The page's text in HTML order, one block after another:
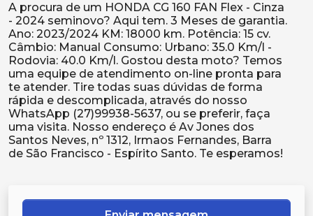
A procura de um HONDA CG 160 FAN Flex - Cinza
- 2024 seminovo? Aqui tem. 3 Meses de garantia.
Ano: 2023/2024 KM: 18000 km. Potência: 15 cv.
Câmbio: Manual Consumo: Urbano: 35.0 Km/l -
Rodovia: 40.0 Km/l. Gostou desta moto? Temos
uma equipe de atendimento on-line pronta para
te atender. Tire todas suas dúvidas de forma
rápida e descomplicada, através do nosso
WhatsApp (27)99938-5637, ou se preferir, faça
uma visita. Nosso endereço é Av Jones dos
Santos Neves, nº 1312, Irmaos Fernandes, Barra